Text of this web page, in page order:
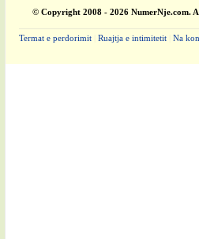
© Copyright 2008 - 2026 NumerNje.com.
Termat e perdorimit Ruajtja e intimitetit Na